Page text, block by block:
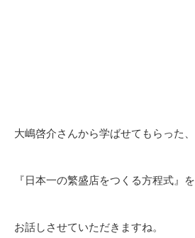
大嶋啓介さんから学ばせてもらった、
『日本一の繁盛店をつくる方程式』を
お話しさせていただきますね。